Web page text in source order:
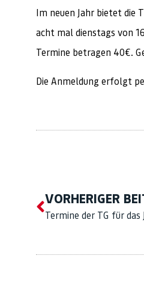
Im neuen Jahr bietet die
acht mal dienstags von
Termine betragen 40€.
Die Anmeldung erfolgt
VORHERIGER
Termine der TG für das